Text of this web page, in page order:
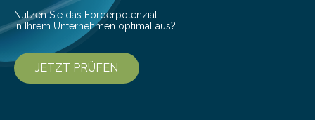
von 20…
Nutzen Sie das Förderpotenzial
in Ihrem Unternehmen optimal aus?
JETZT PRÜFEN